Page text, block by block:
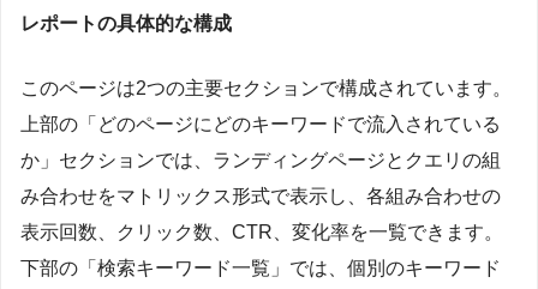
レポートの具体的な構成
このページは2つの主要セクションで構成されています。
上部の「どのページにどのキーワードで流入されている
か」セクションでは、ランディングページとクエリの組
み合わせをマトリックス形式で表示し、各組み合わせの
表示回数、クリック数、CTR、変化率を一覧できます。
下部の「検索キーワード一覧」では、個別のキーワード